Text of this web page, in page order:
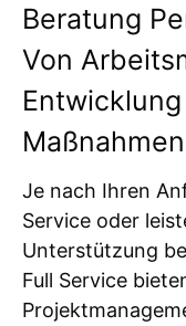
Beratung
Von
Je nach Ihren
Service oder
Unterstützung
Full Service